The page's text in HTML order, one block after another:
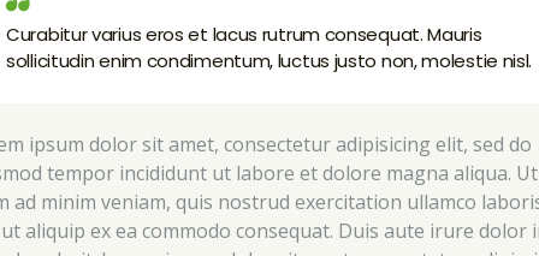
Curabitur varius eros et lacus rutrum consequat. Mauris
sollicitudin enim condimentum, luctus justo non, molestie nisl.
ipsum dolor sit amet, consectetur adipisicing elit, sed do
tempor incididunt ut labore et dolore magna aliqua. Ut
ad minim veniam, quis nostrud exercitation ullamco
aliquip ex ea commodo consequat. Duis aute irure dolor